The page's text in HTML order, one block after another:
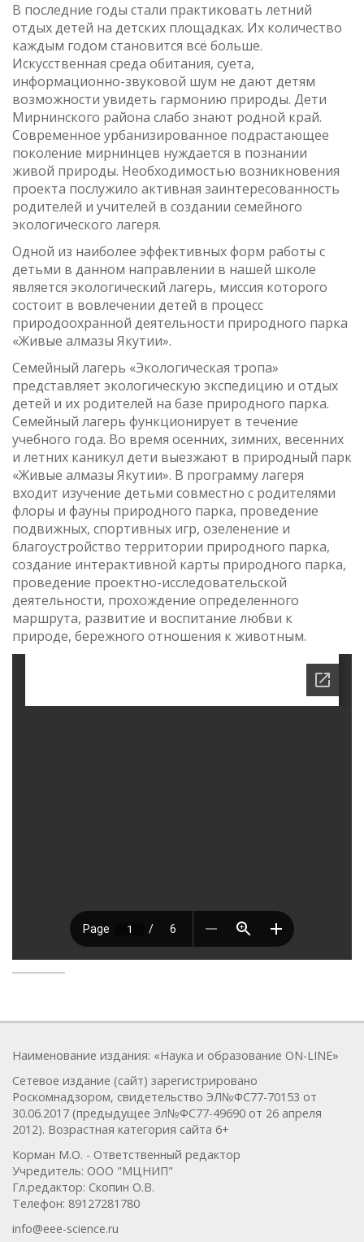
В последние годы стали практиковать летний
отдых детей на детских площадках. Их количество
каждым годом становится всё больше.
Искусственная среда обитания, суета,
информационно-звуковой шум не дают детям
возможности увидеть гармонию природы. Дети
Мирнинского района слабо знают родной край.
Современное урбанизированное подрастающее
поколение мирнинцев нуждается в познании
живой природы. Необходимостью возникновения
проекта послужило активная заинтересованность
родителей и учителей в создании семейного
экологического лагеря.
Одной из наиболее эффективных форм работы с
детьми в данном направлении в нашей школе
является экологический лагерь, миссия которого
состоит в вовлечении детей в процесс
природоохранной деятельности природного парка
«Живые алмазы Якутии».
Семейный лагерь «Экологическая тропа»
представляет экологическую экспедицию и отдых
детей и их родителей на базе природного парка.
Семейный лагерь функционирует в течение
учебного года. Во время осенних, зимних, весенних
и летних каникул дети выезжают в природный парк
«Живые алмазы Якутии». В программу лагеря
входит изучение детьми совместно с родителями
флоры и фауны природного парка, проведение
подвижных, спортивных игр, озеленение и
благоустройство территории природного парка,
создание интерактивной карты природного парка,
проведение проектно-исследовательской
деятельности, прохождение определенного
маршрута, развитие и воспитание любви к
природе, бережного отношения к животным.
Наименование издания: «Наука и образование ON-LINE»
Сетевое издание (сайт) зарегистрировано
Роскомнадзором, свидетельство ЭЛ№ФС77-70153 от
30.06.2017 (предыдущее Эл№ФC77-49690 от 26 апреля
2012). Возрастная категория сайта 6+
Корман М.О. - Ответственный редактор
Учредитель: ООО "МЦНИП"
Гл.редактор: Скопин О.В.
Телефон: 89127281780
info@eee-science.ru